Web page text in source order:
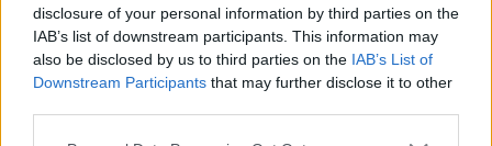
disclosure of your personal information by third parties on the
IAB’s list of downstream participants. This information may
also be disclosed by us to third parties on the IAB’s List of
Downstream Participants that may further disclose it to other
kilómetros
Zaratamo a 6,49 kilómetros
Vitoriaa 50,00 kilómetros
Santandera 75,02